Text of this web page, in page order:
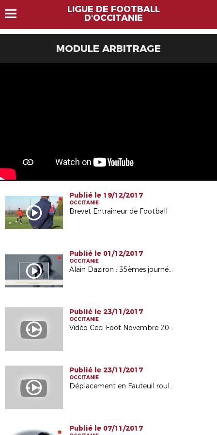
LIGUE DE FOOTBALL
D'OCCITANIE
MODULE ARBITRAGE
Publié le 19/12/2017
OCCITANIE
Brevet Entraîneur de Football
Publié le 01/12/2017
OCCITANIE
Alain Daziron : 35èmes journées de Larrazet (82)
Publié le 23/11/2017
OCCITANIE
Vidéo Ceci Foot Novembre 2017
Publié le 23/11/2017
OCCITANIE
Déplacement en Fauteuil roulant
Publié le 07/11/2017